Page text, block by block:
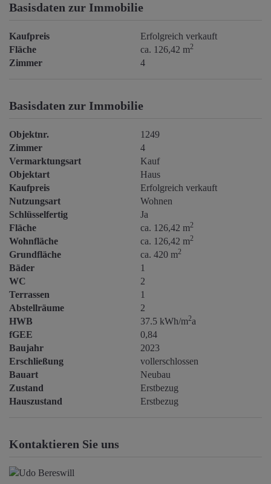
Basisdaten zur Immobilie
Kaufpreis
Erfolgreich verkauft
Fläche
ca. 126,42 m2
Zimmer 4
Basisdaten zur Immobilie
Objektnr.
1249
Zimmer
4
Vermarktungsart
Kauf
Objektart
Haus
Kaufpreis
Erfolgreich verkauft
Nutzungsart
Wohnen
Schlüsselfertig
Ja
Fläche
ca. 126,42 m2
Wohnfläche ca. 126,42 m2
Grundfläche ca. 420 m2
Bäder
1
WC
2
Terrassen
1
Abstellräume
2
HWB
37.5 kWh/m2a
fGEE
0,84
Baujahr
2023
Erschließung
vollerschlossen
Bauart
Neubau
Zustand
Erstbezug
Hauszustand
Erstbezug
Kontaktieren Sie uns